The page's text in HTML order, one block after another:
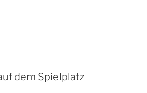
dem Spielplatz